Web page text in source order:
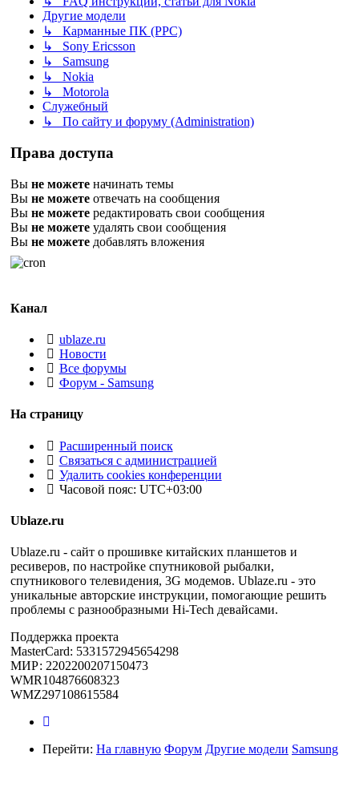
Другие модели
↳ Карманные ПК (PPC)
↳ Sony Ericsson
↳ Samsung
↳ Nokia
↳ Motorola
Служебный
↳ По сайту и форуму (Administration)
Права доступа
Вы не можете начинать темы
Вы не можете отвечать на сообщения
Вы не можете редактировать свои сообщения
Вы не можете удалять свои сообщения
Вы не можете добавлять вложения
Канал
ublaze.ru
Новости
Все форумы
Форум - Samsung
На страницу
Расширенный поиск
Связаться с администрацией
Удалить cookies конференции
Часовой пояс: UTC+03:00
Ublaze.ru
Ublaze.ru - сайт о прошивке китайских планшетов и
ресиверов, по настройке спутниковой рыбалки,
спутникового телевидения, 3G модемов. Ublaze.ru - это
уникальные авторские инструкции, помогающие решить
проблемы с разнообразными Hi-Tech девайсами.
Поддержка проекта
MasterCard: 5331572945654298
МИР: 2202200207150473
WMR104876608323
WMZ297108615584
Перейти: На главную Форум Другие модели Samsung